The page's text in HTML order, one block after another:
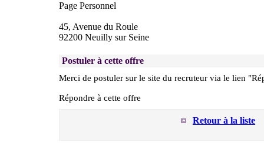
Page Personnel
45, Avenue du Roule
92200 Neuilly sur Seine
Postuler à cette offre
Merci de postuler sur le site du recruteur via le lien
Répondre à cette offre
Retour à la liste